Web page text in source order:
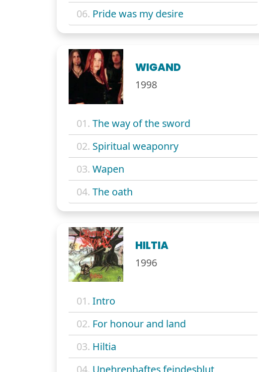
06. Pride was my desire
WIGAND
1998
01. The way of the sword
02. Spiritual weaponry
03. Wapen
04. The oath
HILTIA
1996
01. Intro
02. For honour and land
03. Hiltia
04. Unehrenhaftes feindesblut